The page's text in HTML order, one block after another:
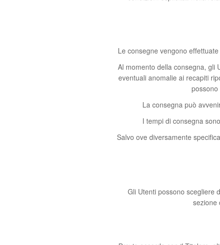
Le consegne vengono
Al momento della consegna, gli
eventuali anomalie ai recapiti
La consegna può
I tempi di consegna
Salvo ove diversamente
Gli Utenti possono scegliere
sezione